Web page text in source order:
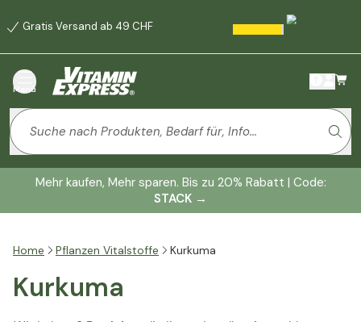
Gratis Versand ab 49 CHF
Menü
Mehr kaufen, Mehr sparen. Bis zu 20% Rabatt | Code:
STACK →
Home Pflanzen Vitalstoffe Kurkuma
Kurkuma